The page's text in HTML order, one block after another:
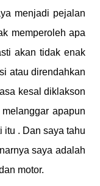
menjadi pejalan
memperoleh apa
akan tidak enak
atau direndahkan
kesal diklakson
apapun
itu . Dan saya tahu
saya adalah
motor.